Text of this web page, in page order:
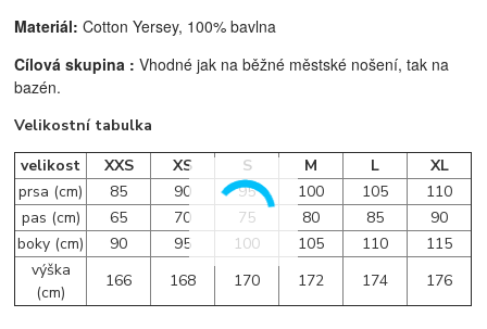
Materiál:Cotton Yersey, 100% bavlna
Cílová skupina :Vhodné jak na běžné městské nošení, tak na
bazén.
Velikostní tabulka
velikost
XXS XS S M L
XL
prsa (cm)
85 90 95 100 105
110
pas (cm)
65 70 75 80 85
90
boky (cm)
90 95 100 105 110
115
výška
(cm)
166 168 170 172 174 176